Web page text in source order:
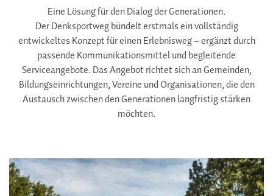
Eine Lösung für den Dialog der Generationen.
Der Denksportweg bündelt erstmals ein vollständig
entwickeltes Konzept für einen Erlebnisweg – ergänzt durch
passende Kommunikationsmittel und begleitende
Serviceangebote. Das Angebot richtet sich an Gemeinden,
Bildungseinrichtungen, Vereine und Organisationen, die den
Austausch zwischen den Generationen langfristig stärken
möchten.